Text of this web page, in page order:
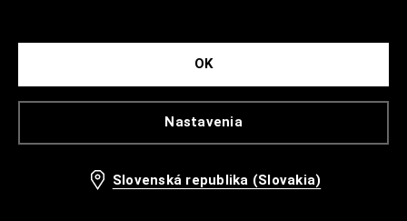
Nastavenia
OK
Slovenská republika (Slovakia)